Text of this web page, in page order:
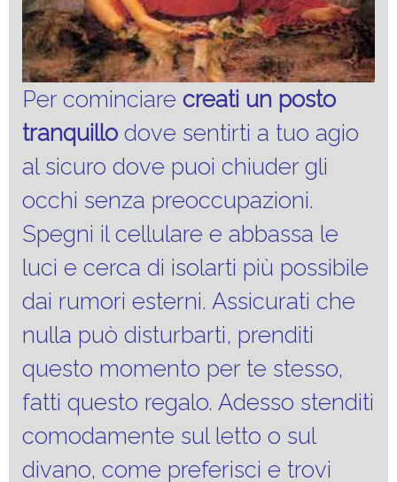
Per cominciare creati un posto
tranquillo dove sentirti a tuo agio
al sicuro dove puoi chiuder gli
occhi senza preoccupazioni.
Spegni il cellulare e abbassa le
luci e cerca di isolarti più possibile
dai rumori esterni. Assicurati che
nulla può disturbarti, prenditi
questo momento per te stesso,
fatti questo regalo. Adesso stenditi
comodamente sul letto o sul
divano, come preferisci e trovi